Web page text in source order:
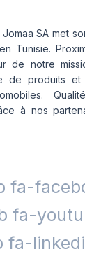
Jomaa SA met
Tunisie.
de notre
de produits
à nos
fa-
fa-
fa-